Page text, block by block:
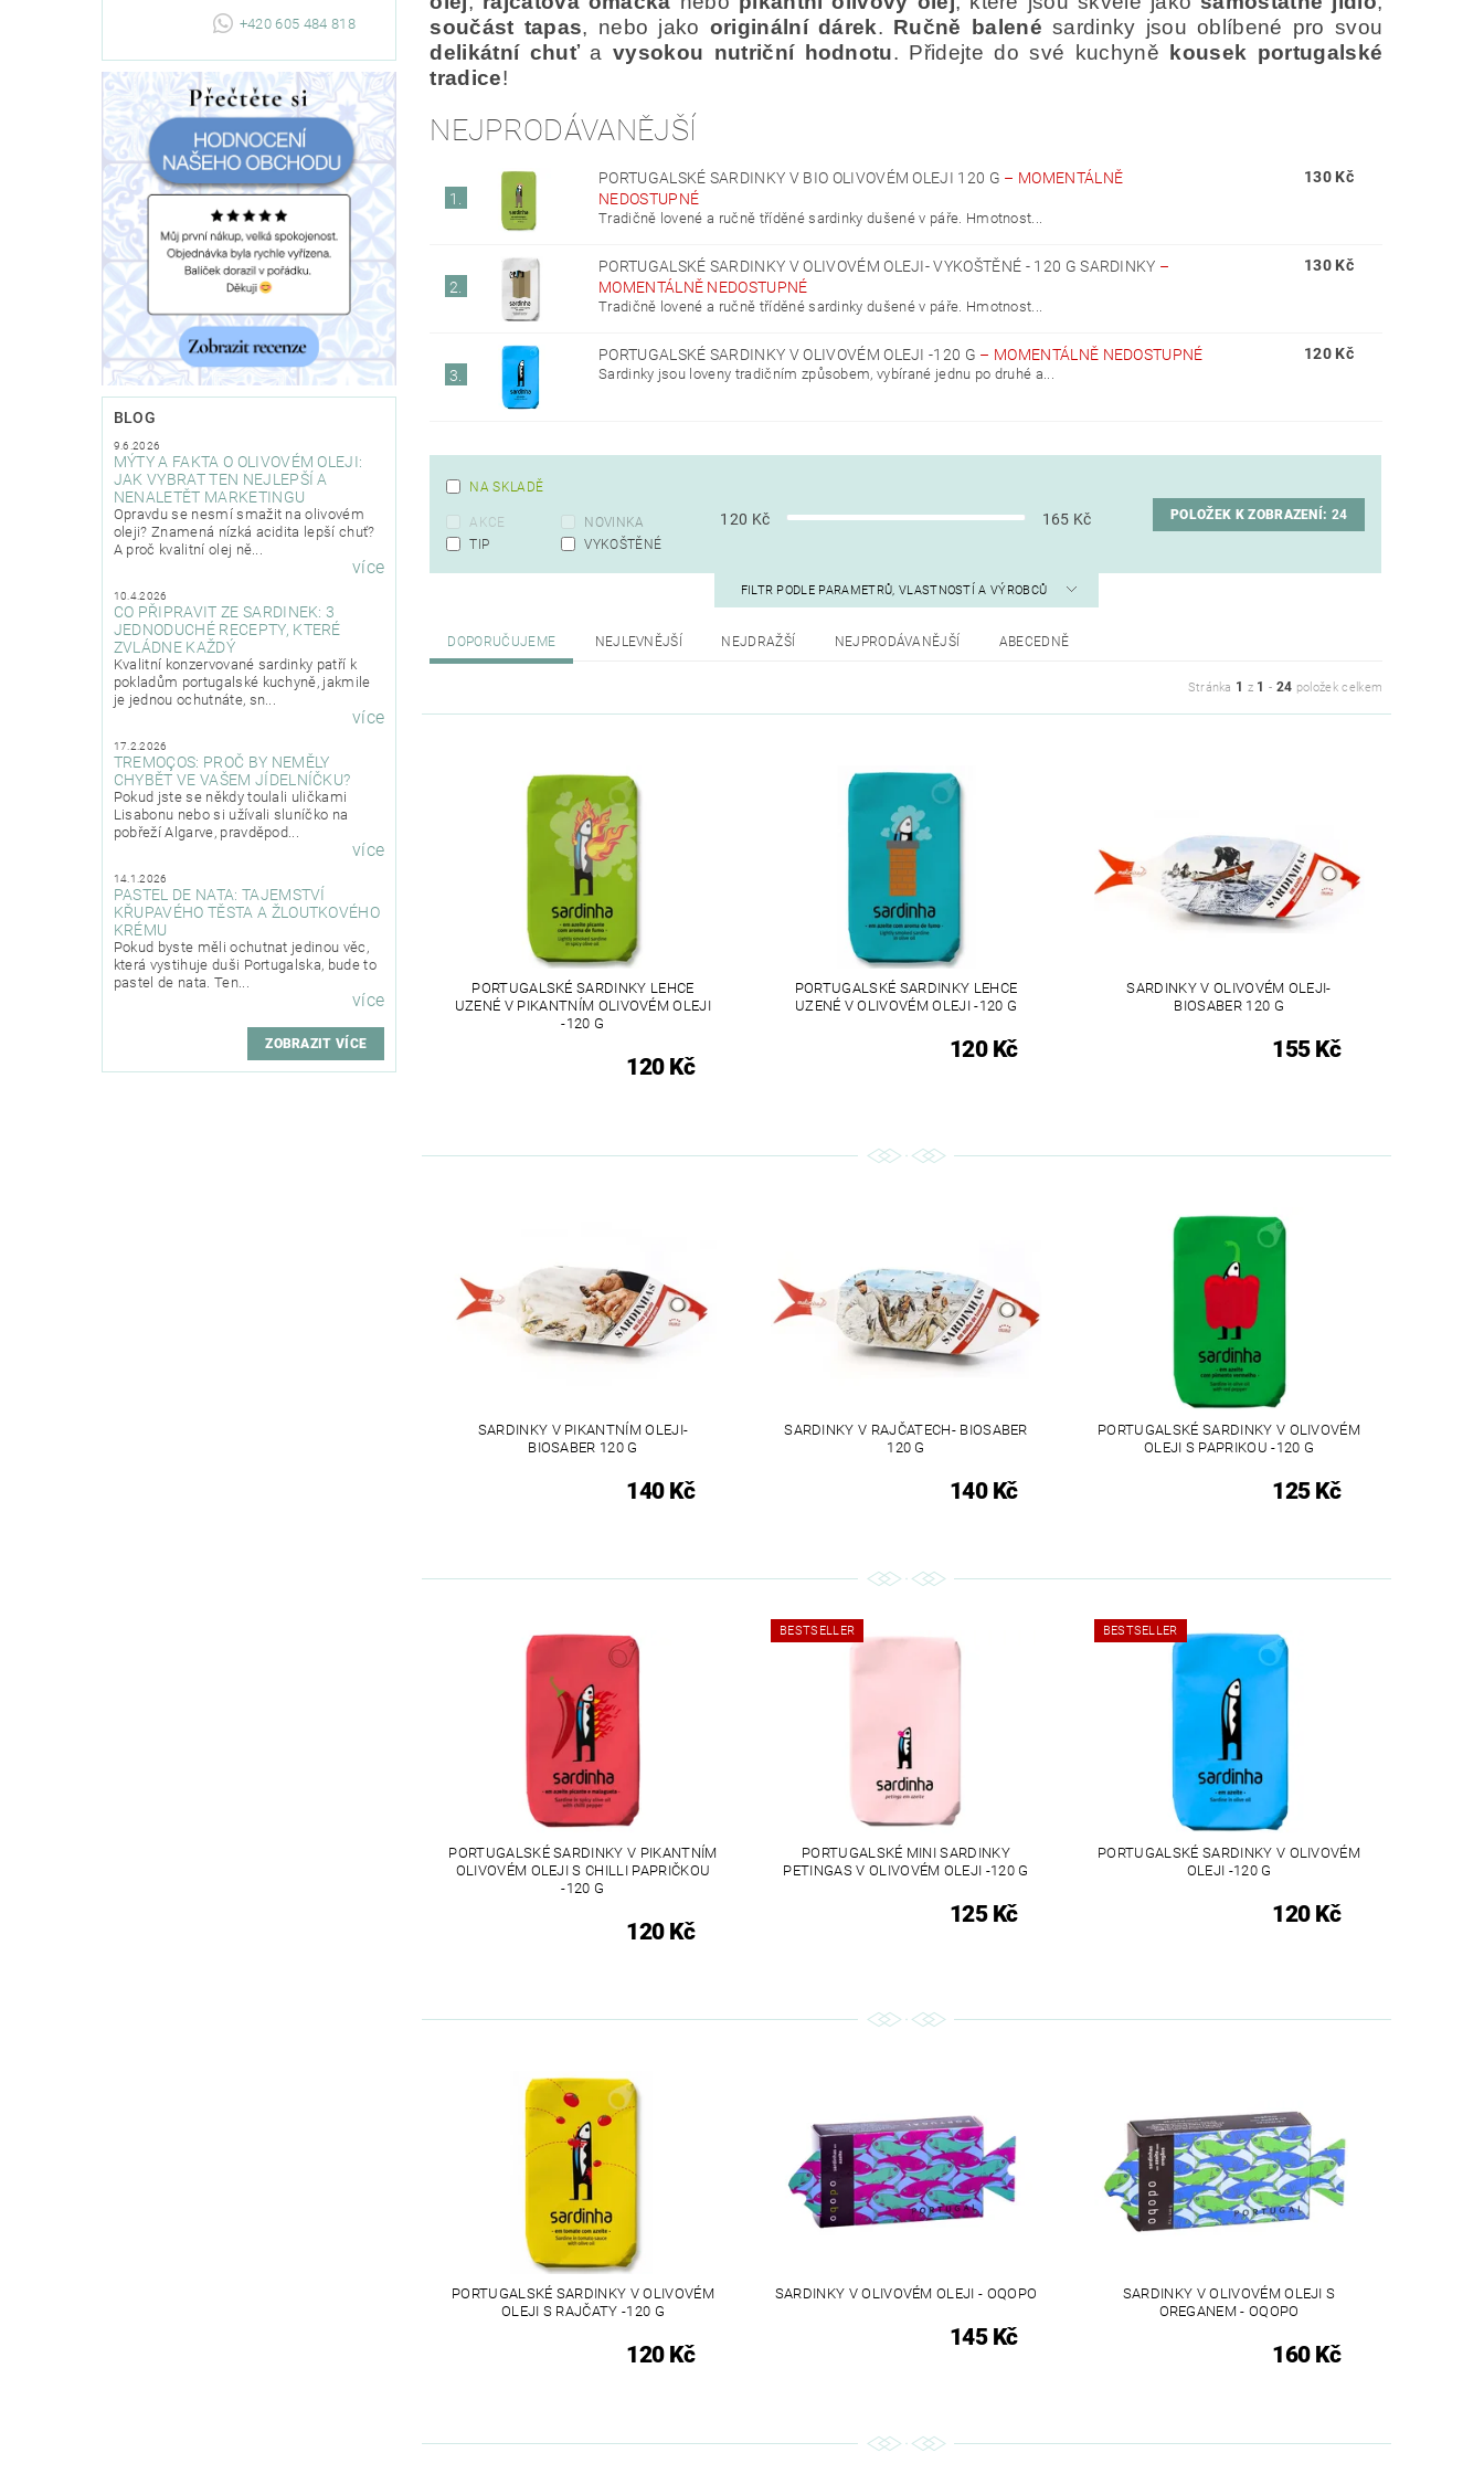
+420 605 484 818
BLOG
9.6.2026
MÝTY A FAKTA O OLIVOVÉM OLEJI:
JAK VYBRAT TEN NEJLEPŠÍ A
NENALETĚT MARKETINGU
Opravdu se nesmí smažit na olivovém
oleji? Znamená nízká acidita lepší chuť?
A proč kvalitní olej ně...
více
10.4.2026
CO PŘIPRAVIT ZE SARDINEK: 3
JEDNODUCHÉ RECEPTY, KTERÉ
ZVLÁDNE KAŽDÝ
Kvalitní konzervované sardinky patří k
pokladům portugalské kuchyně, jakmile
je jednou ochutnáte, sn...
více
17.2.2026
TREMOÇOS: PROČ BY NEMĚLY
CHYBĚT VE VAŠEM JÍDELNÍČKU?
Pokud jste se někdy toulali uličkami
Lisabonu nebo si užívali sluníčko na
pobřeží Algarve, pravděpod...
více
14.1.2026
PASTEL DE NATA: TAJEMSTVÍ
KŘUPAVÉHO TĚSTA A ŽLOUTKOVÉHO
KRÉMU
Pokud byste měli ochutnat jedinou věc,
která vystihuje duši Portugalska, bude to
pastel de nata. Ten...
více
ZOBRAZIT VÍCE
součást tapas, nebo jako originální dárek. Ručně balené sardinky jsou oblíbené pro svou
delikátní chuťa vysokou nutriční hodnotu. Přidejte do své kuchyně
kousek portugalské
tradice!
NEJPRODÁVANĚJŠÍ
1.
PORTUGALSKÉ SARDINKY V BIO OLIVOVÉM OLEJI 120 G – MOMENTÁLNĚ
NEDOSTUPNÉ
Tradičně lovené a ručně tříděné sardinky dušené v páře. Hmotnost...
130 Kč
2.
PORTUGALSKÉ SARDINKY V OLIVOVÉM OLEJI- VYKOŠTĚNÉ - 120 G SARDINKY –
MOMENTÁLNĚ NEDOSTUPNÉ
Tradičně lovené a ručně tříděné sardinky dušené v páře. Hmotnost...
130 Kč
3.
PORTUGALSKÉ SARDINKY V OLIVOVÉM OLEJI -120 G – MOMENTÁLNĚ NEDOSTUPNÉ
Sardinky jsou loveny tradičním způsobem, vybírané jednu po druhé a...
120 Kč
NA SKLADĚ
AKCE
NOVINKA
TIP
VYKOŠTĚNÉ
120 Kč 165 Kč POLOŽEK K ZOBRAZENÍ: 24
FILTR PODLE PARAMETRŮ, VLASTNOSTÍ A VÝROBCŮ
DOPORUČUJEME NEJLEVNĚJŠÍ NEJDRAŽŠÍ NEJPRODÁVANĚJŠÍ ABECEDNĚ
Stránka 1 z 1 - 24 položek celkem
PORTUGALSKÉ SARDINKY LEHCE
UZENÉ V PIKANTNÍM OLIVOVÉM OLEJI
-120 G
120 Kč
PORTUGALSKÉ SARDINKY LEHCE
UZENÉ V OLIVOVÉM OLEJI -120 G
120 Kč
SARDINKY V OLIVOVÉM OLEJI-
BIOSABER 120 G
155 Kč
SARDINKY V PIKANTNÍM OLEJI-
BIOSABER 120 G
140 Kč
SARDINKY V RAJČATECH- BIOSABER
120 G
140 Kč
PORTUGALSKÉ SARDINKY V OLIVOVÉM
OLEJI S PAPRIKOU -120 G
125 Kč
PORTUGALSKÉ SARDINKY V PIKANTNÍM
OLIVOVÉM OLEJI S CHILLI PAPRIČKOU
-120 G
120 Kč
BESTSELLER
PORTUGALSKÉ MINI SARDINKY
PETINGAS V OLIVOVÉM OLEJI -120 G
125 Kč
BESTSELLER
PORTUGALSKÉ SARDINKY V OLIVOVÉM
OLEJI -120 G
120 Kč
PORTUGALSKÉ SARDINKY V OLIVOVÉM
OLEJI S RAJČATY -120 G
120 Kč
SARDINKY V OLIVOVÉM OLEJI - OQOPO
145 Kč
SARDINKY V OLIVOVÉM OLEJI S
OREGANEM - OQOPO
160 Kč